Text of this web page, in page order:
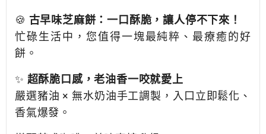
🍪 古早味芝麻餅：一口酥脆，讓人停不下來！
忙碌生活中，您值得一塊最純粹、最療癒的好
餅。
✨ 超酥脆口感，老油香一咬就愛上
嚴選豬油 × 無水奶油手工調製，入口立即鬆化、
香氣爆發。